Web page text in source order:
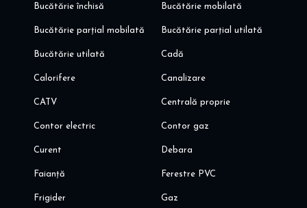
Bucătărie închisă Bucătărie mobilată
Bucătărie parțial mobilată Bucătărie parțial utilată
Bucătărie utilată Cadă
Calorifere Canalizare
CATV Centrală proprie
Contor electric Contor gaz
Curent Debara
Faianță Ferestre PVC
Frigider Gaz